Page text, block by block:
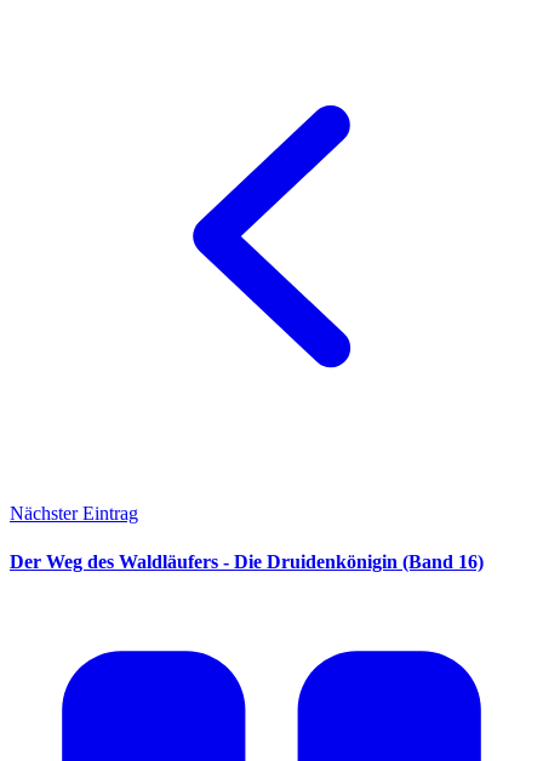
Nächster Eintrag
Der Weg des Waldläufers - Die Druidenkönigin (Band 16)